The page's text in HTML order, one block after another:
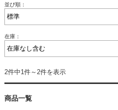
並び順：
在庫：
2件中1件～2件を表示
商品一覧